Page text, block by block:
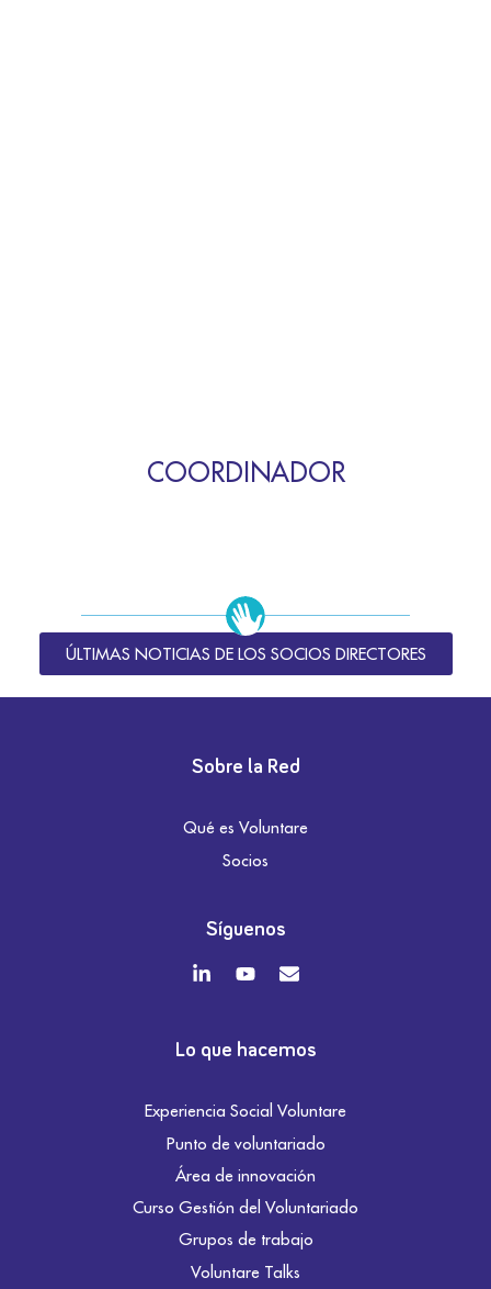
COORDINADOR
ÚLTIMAS NOTICIAS DE LOS SOCIOS DIRECTORES
Sobre la Red
Qué es Voluntare
Socios
Síguenos
Lo que hacemos
Experiencia Social Voluntare
Punto de voluntariado
Área de innovación
Curso Gestión del Voluntariado
Grupos de trabajo
Voluntare Talks